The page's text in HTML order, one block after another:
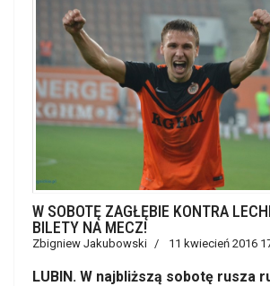
W SOBOTĘ ZAGŁĘBIE KONTRA
BILETY NA MECZ!
Zbigniew Jakubowski 11 kwiecień 2016
LUBIN. W najbliższą sobotę rusza